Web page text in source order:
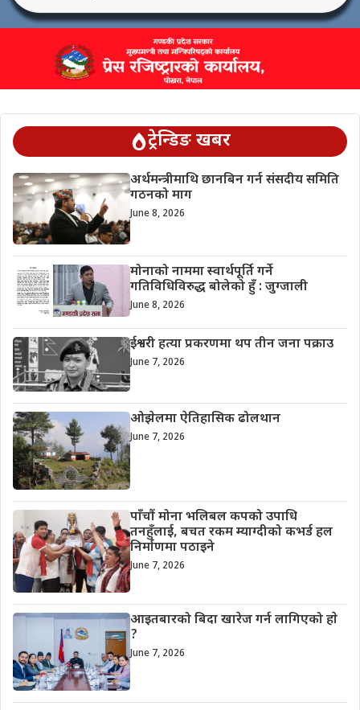
ट्रेन्डिङ खबर
अर्थमन्त्रीमाथि छानबिन गर्न संसदीय समिति
गठनको माग
June 8, 2026
मोनाको नाममा स्वार्थपूर्ति गर्ने
गतिविधिविरुद्ध बोलेको हुँ : जुग्जाली
June 8, 2026
ईश्वरी हत्या प्रकरणमा थप तीन जना पक्राउ
June 7, 2026
ओझेलमा ऐतिहासिक ढोलथान
June 7, 2026
पाँचौं मोना भलिबल कपको उपाधि
तनहुँलाई, बचत रकम म्याग्दीको कभर्ड हल
निर्माणमा पठाइने
June 7, 2026
आइतबारको बिदा खारेज गर्न लागिएको हाे
?
June 7, 2026